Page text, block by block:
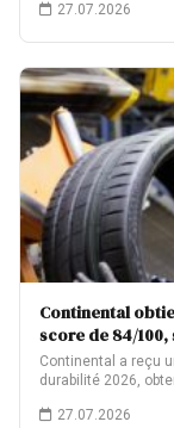
27.07.2026
Continental
score de 84/
Continental a reçu
durabilité 2026,
27.07.2026